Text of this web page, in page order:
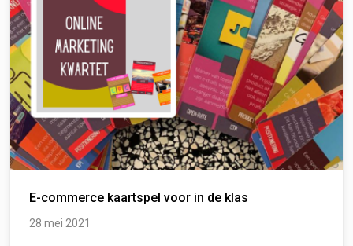
E-commerce kaartspel voor in de klas
28 mei 2021